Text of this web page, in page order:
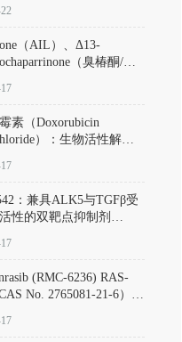
灵敏度、非侵入式生物
颈
（AIL）、Δ13-
（臭椿酮/臭
D806885
素（Doxorubicin
）：生物活性解
：兼具ALK5与TGFβ受
性的双靶点抑制剂
）
(RMC-6236) RAS-
No. 2765081-21-6）：
NRAS/HRAS的广谱RAS